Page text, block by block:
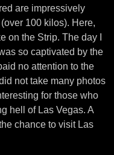
are impressively
100 kilos). Here,
on the Strip. The day I
so captivated by the
no attention to the
not take many photos
for those who
hell of Las Vegas. A
chance to visit Las